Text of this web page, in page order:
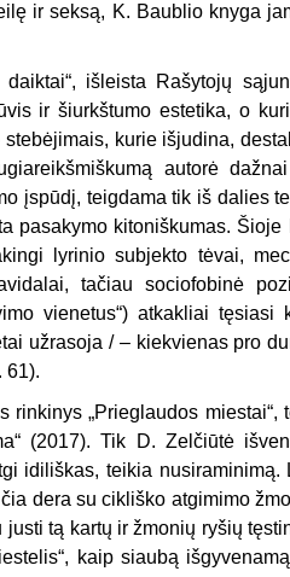
ir seksą, K. Baublio knyga
išleista Rašytojų
ir šiurkštumo estetika, o
kurie išjudina,
autorė
įspūdį, teigdama tik iš dalies
pasakymo kitoniškumas.
lyrinio subjekto tėvai,
tačiau sociofobinė
vienetus“) atkakliai tęsiasi
užrasoja / – kiekvienas pro
61).
„Prieglaudos miestai“,
(2017). Tik D. Zelčiūtė
idiliškas, teikia nusiraminimą.
dera su cikliško atgimimo
tą kartų ir žmonių ryšių
kaip siaubą